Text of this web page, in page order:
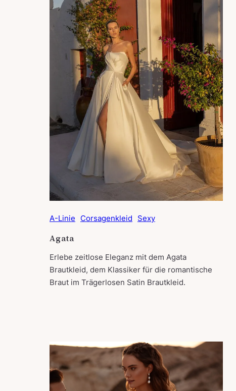
A-Linie Corsagenkleid Sexy
Agata
Erlebe zeitlose Eleganz mit dem Agata
Brautkleid, dem Klassiker für die romantische
Braut im Trägerlosen Satin Brautkleid.